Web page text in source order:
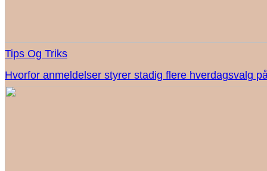
Tips Og Triks
Hvorfor anmeldelser styrer stadig flere hverdagsvalg